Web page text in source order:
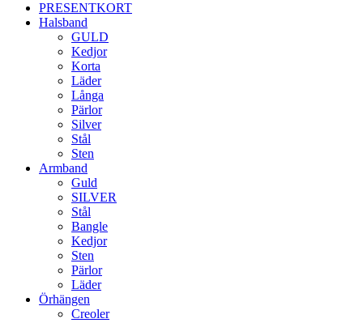
PRESENTKORT
Halsband
GULD
Kedjor
Korta
Läder
Långa
Pärlor
Silver
Stål
Sten
Armband
Guld
SILVER
Stål
Bangle
Kedjor
Sten
Pärlor
Läder
Örhängen
Creoler